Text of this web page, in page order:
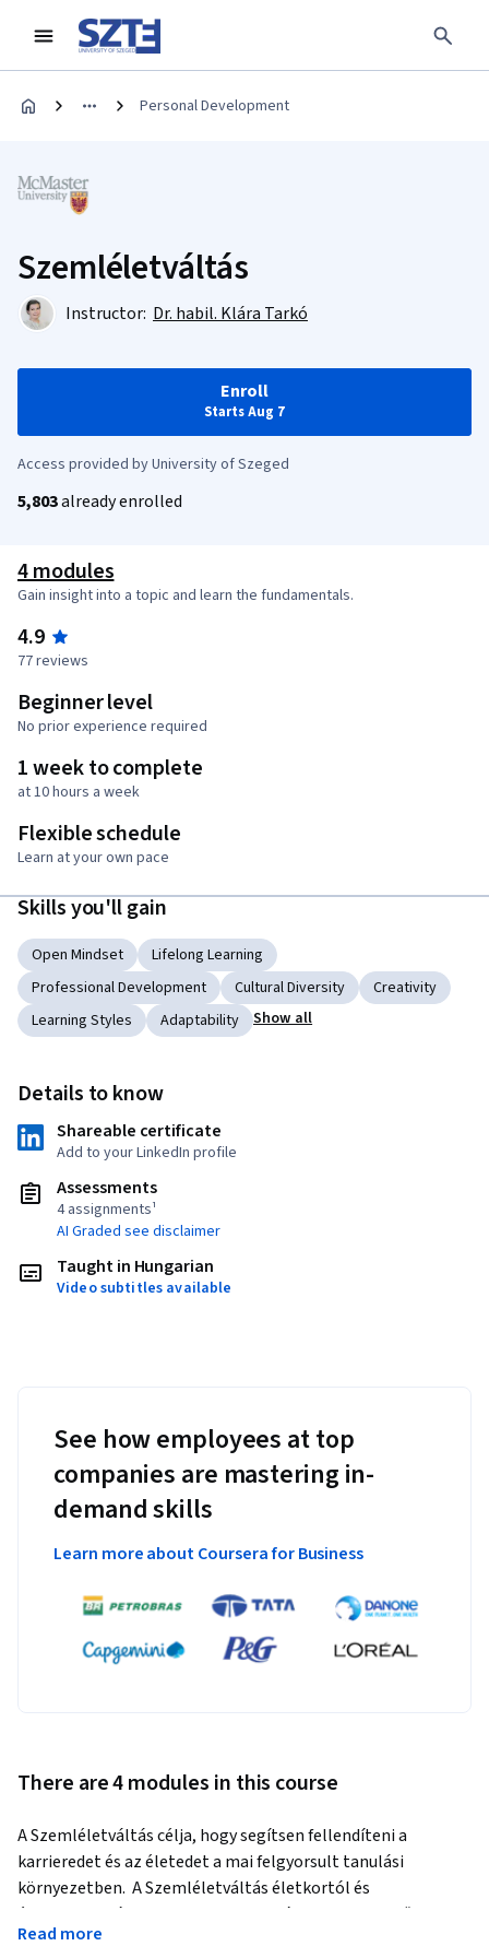
Personal Development
Szemléletváltás
Instructor: Dr. habil. Klára Tarkó
Enroll
Starts Aug 7
Access provided by University of Szeged
5,803already enrolled
4 modules
Gain insight into a topic and learn the fundamentals.
4.9
77 reviews
Beginner level
No prior experience required
1 week to complete
at 10 hours a week
Flexible schedule
Learn at your own pace
Skills you'll gain
Open Mindset
Lifelong Learning
Professional Development
Cultural Diversity
Creativity
Learning Styles
Adaptability Show all
Details to know
Shareable certificate
Add to your LinkedIn profile
Assessments
4 assignments¹
AI Graded see disclaimer
Taught in Hungarian
Video subtitles available
See how employees at top
companies are mastering in-
demand skills
Learn more about Coursera for Business
There are 4 modules in this course
A Szemléletváltás célja, hogy segítsen fellendíteni a
karrieredet és az életedet a mai felgyorsult tanulási
környezetben.  A Szemléletváltás életkortól és
életszakasztól függetlenül megtanít olyan alapvető
dolgokra, mint például, hogyan hozhatod ki a legtöbbet az
Read more